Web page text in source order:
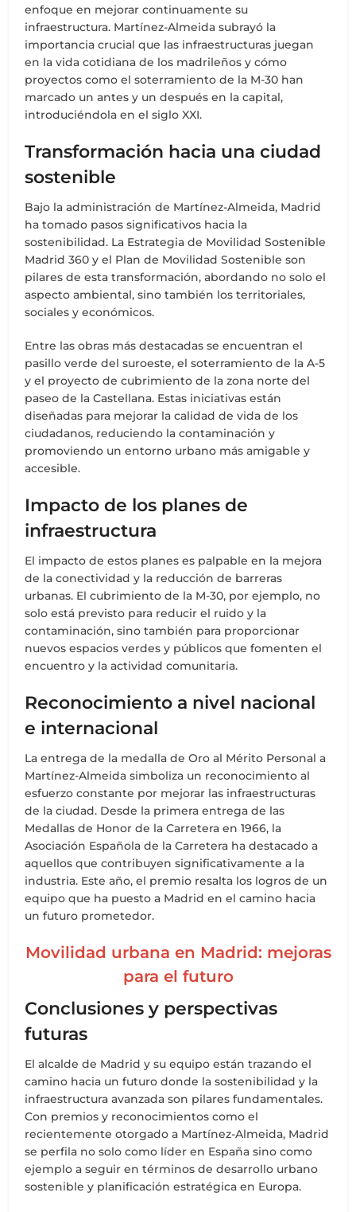
enfoque en mejorar continuamente su
infraestructura. Martínez-Almeida subrayó la
importancia crucial que las infraestructuras juegan
en la vida cotidiana de los madrileños y cómo
proyectos como el soterramiento de la M-30 han
marcado un antes y un después en la capital,
introduciéndola en el siglo XXI.
Transformación hacia una ciudad
sostenible
Bajo la administración de Martínez-Almeida, Madrid
ha tomado pasos significativos hacia la
sostenibilidad. La Estrategia de Movilidad Sostenible
Madrid 360 y el Plan de Movilidad Sostenible son
pilares de esta transformación, abordando no solo el
aspecto ambiental, sino también los territoriales,
sociales y económicos.
Entre las obras más destacadas se encuentran el
pasillo verde del suroeste, el soterramiento de la A-5
y el proyecto de cubrimiento de la zona norte del
paseo de la Castellana. Estas iniciativas están
diseñadas para mejorar la calidad de vida de los
ciudadanos, reduciendo la contaminación y
promoviendo un entorno urbano más amigable y
accesible.
Impacto de los planes de
infraestructura
El impacto de estos planes es palpable en la mejora
de la conectividad y la reducción de barreras
urbanas. El cubrimiento de la M-30, por ejemplo, no
solo está previsto para reducir el ruido y la
contaminación, sino también para proporcionar
nuevos espacios verdes y públicos que fomenten el
encuentro y la actividad comunitaria.
Reconocimiento a nivel nacional
e internacional
La entrega de la medalla de Oro al Mérito Personal a
Martínez-Almeida simboliza un reconocimiento al
esfuerzo constante por mejorar las infraestructuras
de la ciudad. Desde la primera entrega de las
Medallas de Honor de la Carretera en 1966, la
Asociación Española de la Carretera ha destacado a
aquellos que contribuyen significativamente a la
industria. Este año, el premio resalta los logros de un
equipo que ha puesto a Madrid en el camino hacia
un futuro prometedor.
Movilidad urbana en Madrid: mejoras
para el futuro
Conclusiones y perspectivas
futuras
El alcalde de Madrid y su equipo están trazando el
camino hacia un futuro donde la sostenibilidad y la
infraestructura avanzada son pilares fundamentales.
Con premios y reconocimientos como el
recientemente otorgado a Martínez-Almeida, Madrid
se perfila no solo como líder en España sino como
ejemplo a seguir en términos de desarrollo urbano
sostenible y planificación estratégica en Europa.